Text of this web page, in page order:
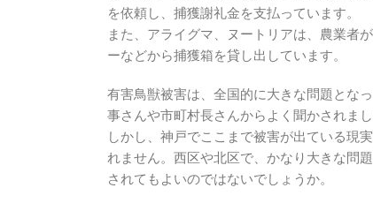
を依頼し、捕獲謝礼金を支払っています。
また、アライグマ、ヌートリアは、農業者
ーなどから捕獲箱を貸し出しています。
有害鳥獣被害は、全国的に大きな問題とな
事さんや市町村長さんからよく聞かされまし
しかし、神戸でここまで被害が出ている現
れません。西区や北区で、かなり大きな問
されてもよいのではないでしょうか。